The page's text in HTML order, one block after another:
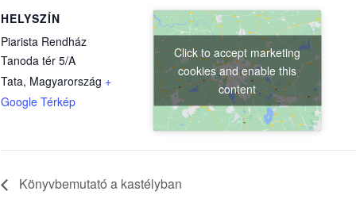
HELYSZÍN
Piarista Rendház
Tanoda tér 5/A
Tata, Magyarország +
Google Térkép(külső hivatkozás)
Click to accept marketing
cookies and enable this
content
Könyvbemutató a kastélyban